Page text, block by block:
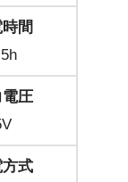
間
電圧
式